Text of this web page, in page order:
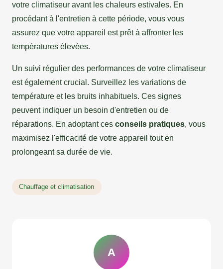
votre climatiseur avant les chaleurs estivales. En
procédant à l'entretien à cette période, vous vous
assurez que votre appareil est prêt à affronter les
températures élevées.
Un suivi régulier des performances de votre climatiseur
est également crucial. Surveillez les variations de
température et les bruits inhabituels. Ces signes
peuvent indiquer un besoin d'entretien ou de
réparations. En adoptant ces conseils pratiques, vous
maximisez l'efficacité de votre appareil tout en
prolongeant sa durée de vie.
Chauffage et climatisation
A